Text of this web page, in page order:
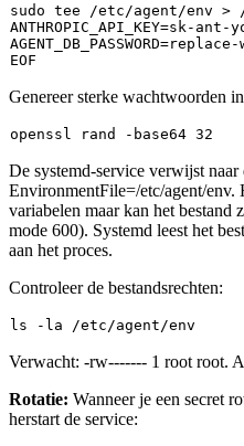
sudo tee /etc/agent/env >
ANTHROPIC_API_KEY=sk-
Genereer sterke wachtwoorden
openssl rand - base64
De systemd-service verwijst naar
EnvironmentFile=/etc/agent/env.
variabelen maar kan het bestand
mode 600). Systemd leest het
aan het proces.
Controleer de bestandsrechten:
ls
Verwacht: -rw------- 1 root root.
Rotatie: Wanneer je een secret
herstart de service: